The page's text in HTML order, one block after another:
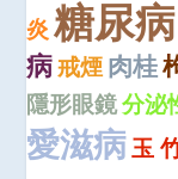
炎 糖尿病
病戒煙肉桂
隱形眼鏡分泌
愛滋病玉